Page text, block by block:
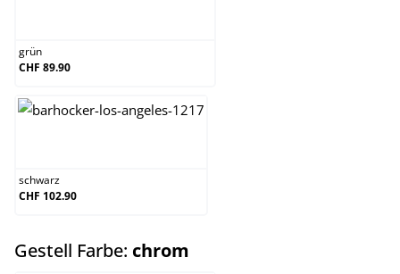
grün
CHF 89.90
schwarz
CHF 102.90
Gestell Farbe: chrom